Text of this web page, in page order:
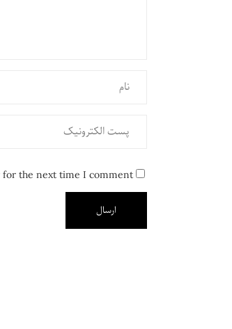
the next time I comment.